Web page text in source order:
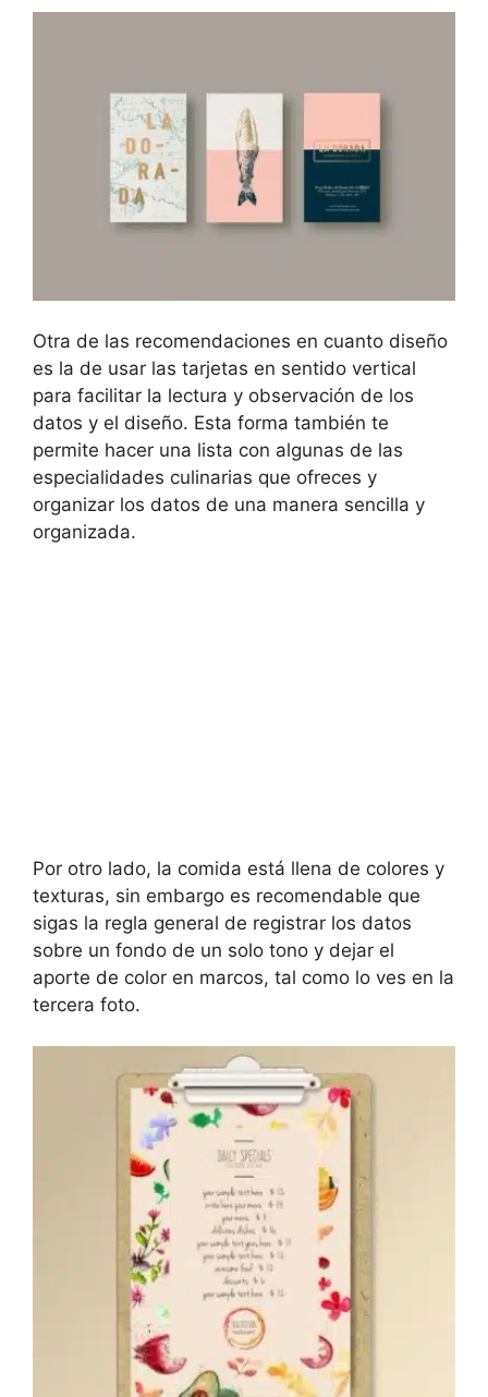
Otra de las recomendaciones en cuanto diseño
es la de usar las tarjetas en sentido vertical
para facilitar la lectura y observación de los
datos y el diseño. Esta forma también te
permite hacer una lista con algunas de las
especialidades culinarias que ofreces y
organizar los datos de una manera sencilla y
organizada.
Por otro lado, la comida está llena de colores y
texturas, sin embargo es recomendable que
sigas la regla general de registrar los datos
sobre un fondo de un solo tono y dejar el
aporte de color en marcos, tal como lo ves en la
tercera foto.